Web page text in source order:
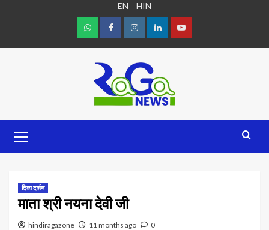
EN
HIN
दिव्य दर्शन
माता श्री नयना देवी जी
hindiragazone 11 months ago 0